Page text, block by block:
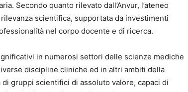
Secondo quanto rilevato dall’Anvur, l’ateneo
scientifica, supportata da investimenti
nel corpo docente e di ricerca.
in numerosi settori delle scienze mediche
discipline cliniche ed in altri ambiti della
gruppi scientifici di assoluto valore, capaci di